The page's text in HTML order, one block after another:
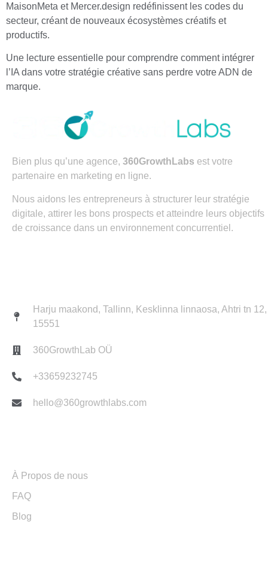
MaisonMeta et Mercer.design redéfinissent les codes du
secteur, créant de nouveaux écosystèmes créatifs et
productifs.
Une lecture essentielle pour comprendre comment intégrer
l’IA dans votre stratégie créative sans perdre votre ADN de
marque.
Bien plus qu’une agence, 360GrowthLabs est votre
partenaire en marketing en ligne.
Nous aidons les entrepreneurs à structurer leur stratégie
digitale, attirer les bons prospects et atteindre leurs objectifs
de croissance dans un environnement concurrentiel.
Harju maakond, Tallinn, Kesklinna linnaosa, Ahtri tn 12,
15551
360GrowthLab OÜ
+33659232745
hello@360growthlabs.com
À Propos de nous
FAQ
Blog